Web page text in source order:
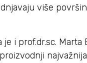
više
i prof.dr.sc. Marta